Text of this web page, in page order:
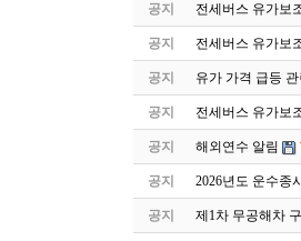
공지 전세버스 유가보
공지 전세버스 유가보
공지 유가 가격 급등
공지 전세버스 유가보
공지 해외연수 알림
공지 2026년도 운수종
공지 제1차 무공해차